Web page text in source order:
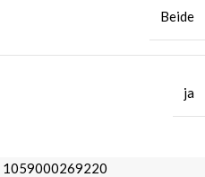
Beide
ja
1059000269220